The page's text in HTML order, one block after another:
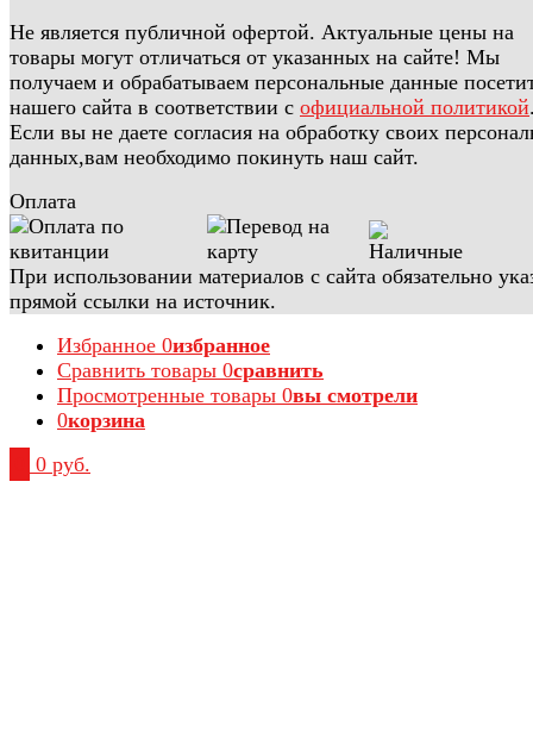
Не является публичной офертой. Актуальные цены на
товары могут отличаться от указанных на сайте! Мы
получаем и обрабатываем персональные данные
нашего сайта в соответствии с официальной политикой
Если вы не даете согласия на обработку своих
данных,вам необходимо покинуть наш сайт.
Оплата
При использовании материалов с сайта обязательно
прямой ссылки на источник.
Избранное 0избранное
Сравнить товары 0сравнить
Просмотренные товары 0вы смотрели
0корзина
0 руб.